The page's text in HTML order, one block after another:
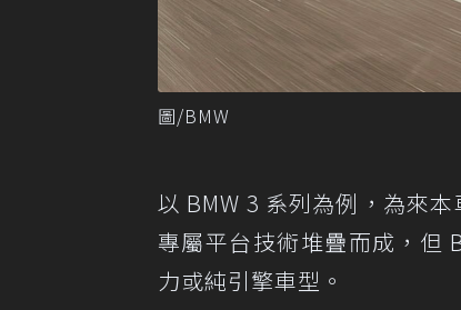
圖/BMW
以 BMW 3 系列為例，為來
專屬平台技術堆疊而成，但
力或純引擎車型。